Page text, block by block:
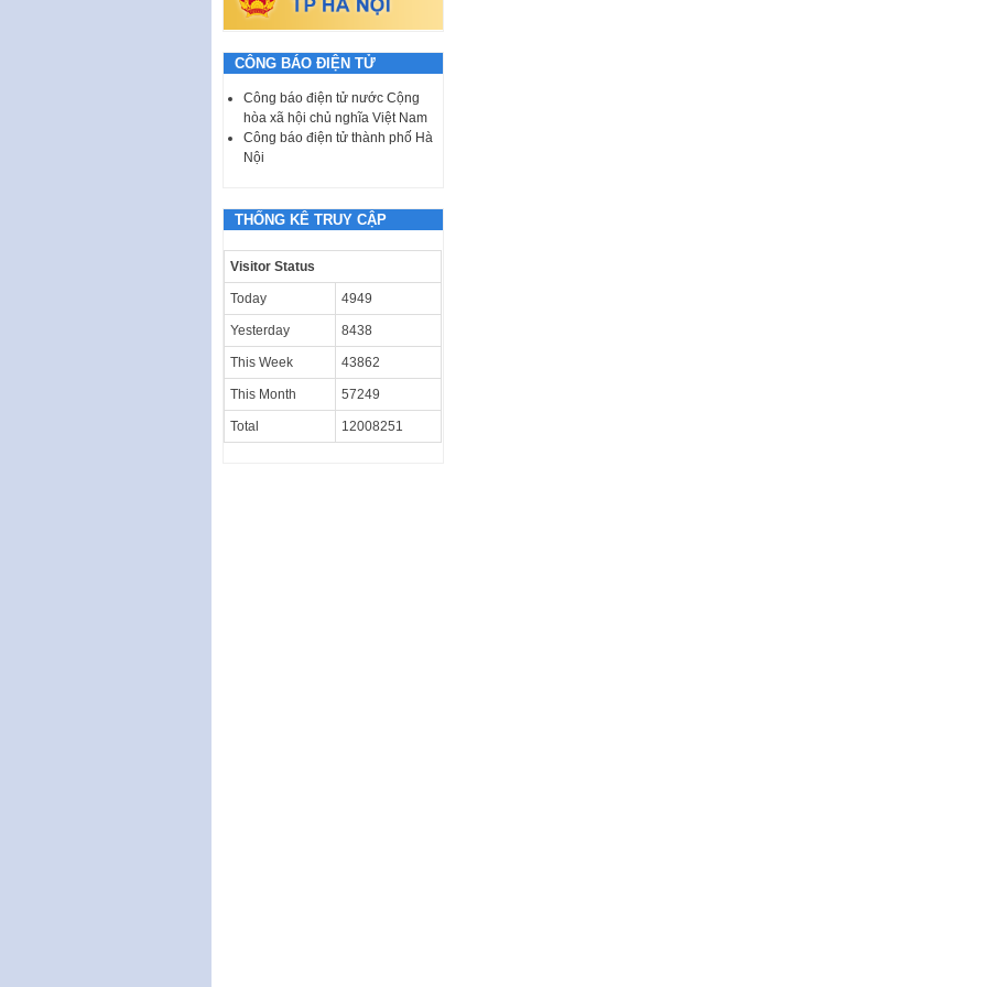
CÔNG BÁO ĐIỆN TỬ
Công báo điện tử nước Cộng
hòa xã hội chủ nghĩa Việt Nam
Công báo điện tử thành phố Hà
Nội
THỐNG KÊ TRUY CẬP
Visitor Status
Today 4949
Yesterday 8438
This Week 43862
This Month 57249
Total 12008251